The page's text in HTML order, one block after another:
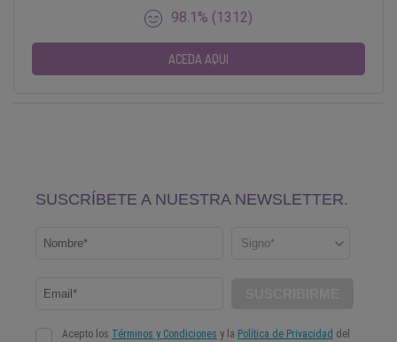
98.1% (1312)
ACEDA AQUI